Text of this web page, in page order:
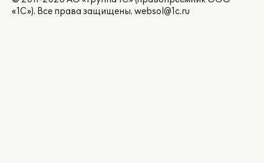
«1С»). Все права защищены. websol@1c.ru